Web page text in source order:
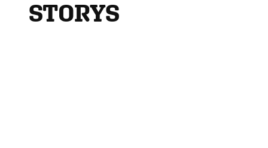
STORYS